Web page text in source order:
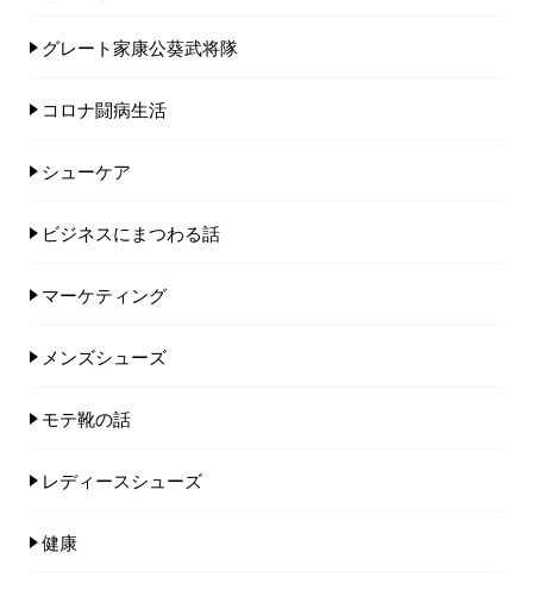
グレート家康公葵武将隊
コロナ闘病生活
シューケア
ビジネスにまつわる話
マーケティング
メンズシューズ
モテ靴の話
レディースシューズ
健康